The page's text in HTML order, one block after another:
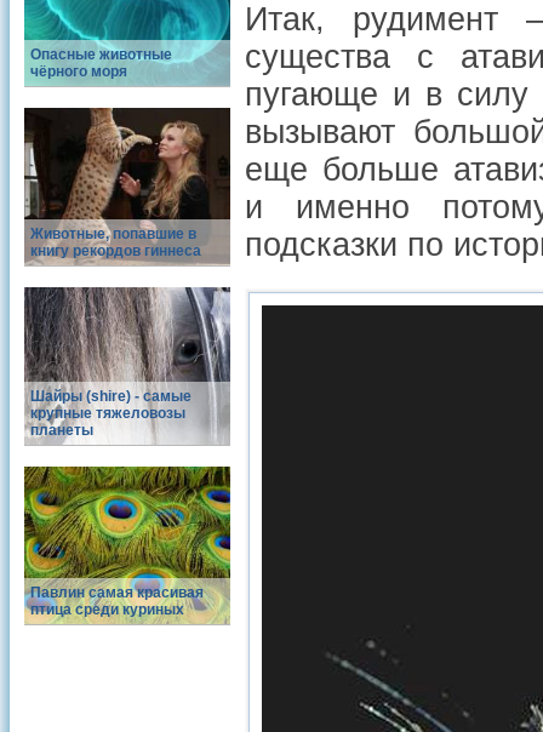
Опасные животные
чёрного моря
Животные, попавшие в
книгу рекордов гиннеса
Шайры (shire) - самые
крупные тяжеловозы
планеты
Павлин самая красивая
птица среди куриных
Итак,
существа с
пугающе и в силу
вызывают
еще больше
и именно
подсказки по